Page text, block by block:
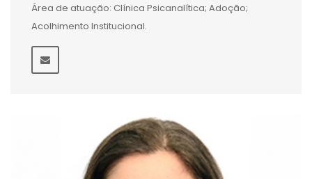
Área de atuação: Clínica Psicanalítica; Adoção;
Acolhimento Institucional.